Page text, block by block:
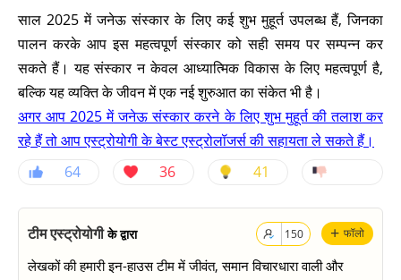
साल 2025 में जनेऊ संस्कार के लिए कई शुभ मुहूर्त उपलब्ध हैं, जिनका
पालन करके आप इस महत्वपूर्ण संस्कार को सही समय पर सम्पन्न कर
सकते हैं। यह संस्कार न केवल आध्यात्मिक विकास के लिए महत्वपूर्ण है,
बल्कि यह व्यक्ति के जीवन में एक नई शुरुआत का संकेत भी है।
अगर आप 2025 में जनेऊ संस्कार करने के लिए शुभ मुहूर्त की तलाश कर
रहे हैं तो आप एस्ट्रोयोगी के बेस्ट एस्ट्रोलॉजर्स की सहायता ले सकते हैं।
64
36 41
+ फॉलो
150
टीम एस्ट्रोयोगीके द्वारा
लेखकों की हमारी इन-हाउस टीम में जीवंत, समान विचारधारा वाली और